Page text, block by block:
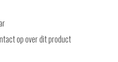
op over dit product